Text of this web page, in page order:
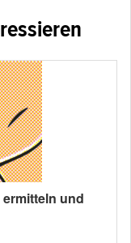
und